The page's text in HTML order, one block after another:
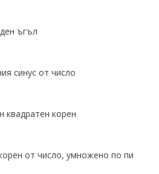
ъгъл
синус от число
корен
от число, умножено по пи